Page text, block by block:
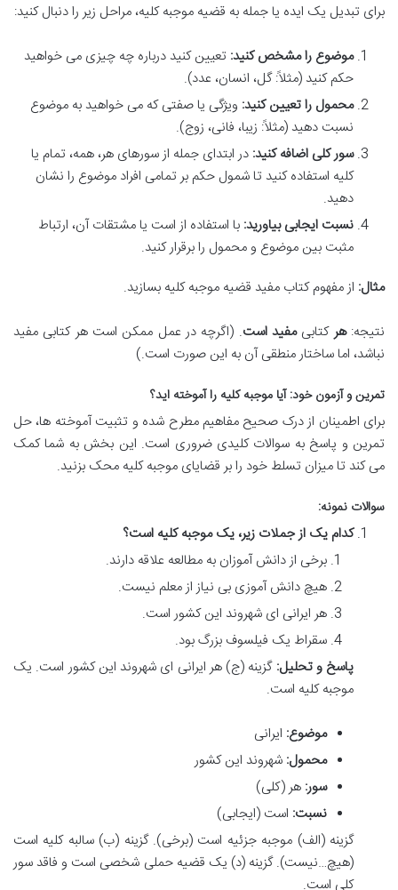
برای تبدیل یک ایده یا جمله به قضیه موجبه کلیه، مراحل زیر را دنبال کنید:
موضوع را مشخص کنید: تعیین کنید درباره چه چیزی می خواهید
حکم کنید (مثلاً: گل، انسان، عدد).
محمول را تعیین کنید: ویژگی یا صفتی که می خواهید به موضوع
نسبت دهید (مثلاً: زیبا، فانی، زوج).
سور کلی اضافه کنید: در ابتدای جمله از سورهای هر، همه، تمام یا
کلیه استفاده کنید تا شمول حکم بر تمامی افراد موضوع را نشان
دهید.
نسبت ایجابی بیاورید: با استفاده از است یا مشتقات آن، ارتباط
مثبت بین موضوع و محمول را برقرار کنید.
مثال: از مفهوم کتاب مفید قضیه موجبه کلیه بسازید.
نتیجه:هرکتابیمفید است. (اگرچه در عمل ممکن است هر کتابی مفید
نباشد، اما ساختار منطقی آن به این صورت است.)
تمرین و آزمون خود: آیا موجبه کلیه را آموخته اید؟
برای اطمینان از درک صحیح مفاهیم مطرح شده و تثبیت آموخته ها، حل
تمرین و پاسخ به سوالات کلیدی ضروری است. این بخش به شما کمک
می کند تا میزان تسلط خود را بر قضایای موجبه کلیه محک بزنید.
سوالات نمونه:
کدام یک از جملات زیر، یک موجبه کلیه است؟
برخی از دانش آموزان به مطالعه علاقه دارند.
هیچ دانش آموزی بی نیاز از معلم نیست.
هر ایرانی ای شهروند این کشور است.
سقراط یک فیلسوف بزرگ بود.
پاسخ و تحلیل: گزینه (ج) هر ایرانی ای شهروند این کشور است. یک
موجبه کلیه است.
موضوع: ایرانی
محمول: شهروند این کشور
سور: هر (کلی)
نسبت: است (ایجابی)
گزینه (الف) موجبه جزئیه است (برخی). گزینه (ب) سالبه کلیه است
(هیچ…نیست). گزینه (د) یک قضیه حملی شخصی است و فاقد سور
کلی است.